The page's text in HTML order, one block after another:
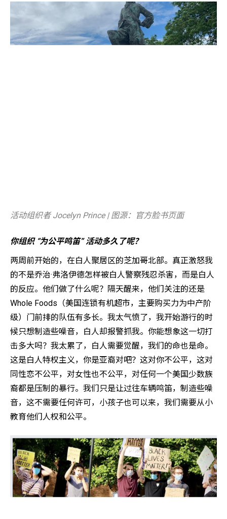
活动组织者 Jocelyn Prince | 图源：官方脸书页面
你组织 “为公平鸣笛” 活动多久了呢？
两周前开始的，在白人聚居区的芝加哥北部。真正激怒我
的不是乔治·弗洛伊德怎样被白人警察残忍杀害，而是白人
的反应。他们做了什么呢？隔天醒来，他们关注的还是
Whole Foods（美国连锁有机超市，主要购买力为中产阶
级）门前排的队伍有多长。我太气愤了，我开始游行的时
候只想制造些噪音，白人却报警抓我。你能想象这一切打
击多大吗？我太累了，白人需要觉醒，我们的命也是命。
这是白人特权主义，你是亚裔对吧？这对你不公平，这对
同性恋不公平，对女性也不公平，对任何一个美国少数族
裔都是压制的暴行。我们只是让过往车辆鸣笛，制造些噪
音，这不需要任何许可，小孩子也可以来，我们需要从小
教育他们人权和公平。